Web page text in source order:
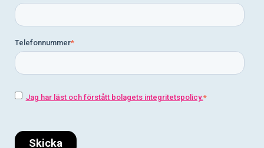
Telefonnummer*
Jag har läst och förstått bolagets integritetspolicy.*